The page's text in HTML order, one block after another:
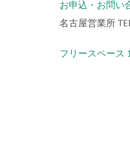
お申込・お問い
名古屋営業所
フリースペース